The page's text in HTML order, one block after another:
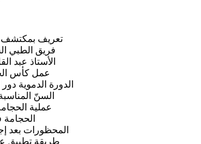
تعريف بمكتشف
فريق الطبي
الأستاذ عبد
عمل كأس
الدورة الدموية
السنّ
عملية
المحظورات بعد
طريقة تطبيق